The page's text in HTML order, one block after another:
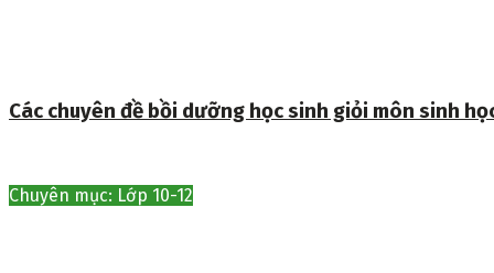
Các chuyên đề bồi dưỡng học sinh giỏi môn sinh
Chuyên mục: Lớp 10-12